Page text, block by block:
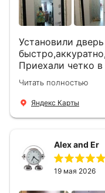
Установили
Приехали четко
вежливые,деликатные
понравилось и
Читать полностью
Яндекс Карты
Alex and Er
19 мая 2026